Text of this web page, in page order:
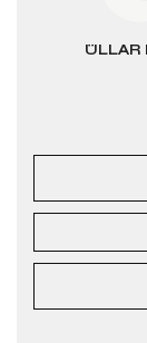
ÜLLAR